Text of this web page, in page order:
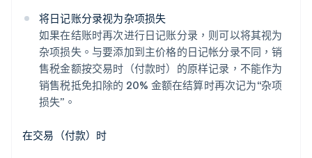
将日记账分录视为杂项损失
如果在结账时再次进行日记账分录，则可以将其视为
杂项损失。与要添加到主价格的日记帐分录不同，销
售税金额按交易时（付款时）的原样记录，不能作为
销售税抵免扣除的 20% 金额在结算时再次记为“杂项
损失”。
在交易（付款）时